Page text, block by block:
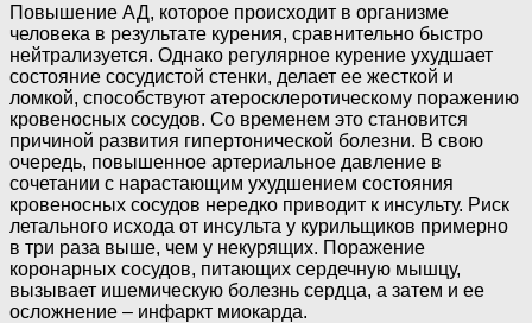
Повышение АД, которое происходит в организме
человека в результате курения, сравнительно быстро
нейтрализуется. Однако регулярное курение ухудшает
состояние сосудистой стенки, делает ее жесткой и
ломкой, способствуют атеросклеротическому поражению
кровеносных сосудов. Со временем это становится
причиной развития гипертонической болезни. В свою
очередь, повышенное артериальное давление в
сочетании с нарастающим ухудшением состояния
кровеносных сосудов нередко приводит к инсульту. Риск
летального исхода от инсульта у курильщиков примерно
в три раза выше, чем у некурящих. Поражение
коронарных сосудов, питающих сердечную мышцу,
вызывает ишемическую болезнь сердца, а затем и ее
осложнение – инфаркт миокарда.